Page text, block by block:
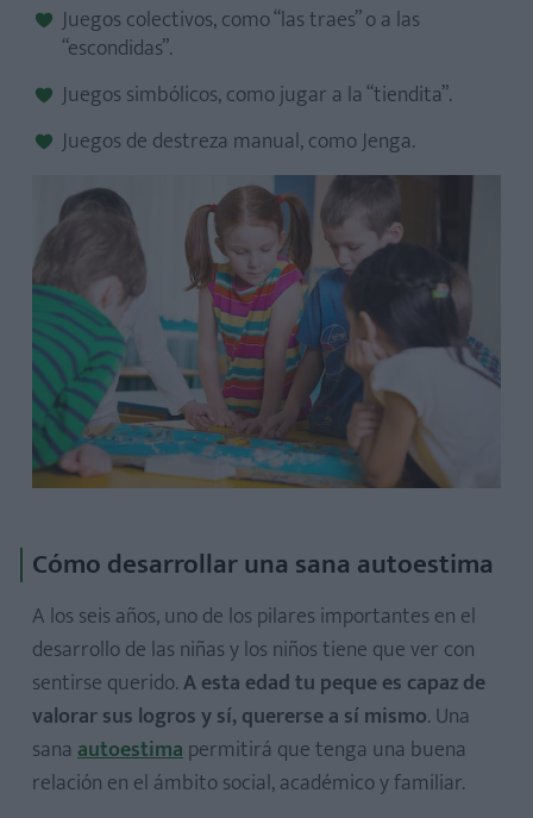
Juegos colectivos, como “las traes” o a las
“escondidas”.
Juegos simbólicos, como jugar a la “tiendita”.
Juegos de destreza manual, como Jenga.
Cómo desarrollar una sana autoestima
A los seis años, uno de los pilares importantes en el
desarrollo de las niñas y los niños tiene que ver con
sentirse querido.A esta edad tu peque es capaz de
valorar sus logros y sí, quererse a sí mismo. Una
sana autoestimapermitirá que tenga una buena
relación en el ámbito social, académico y familiar.